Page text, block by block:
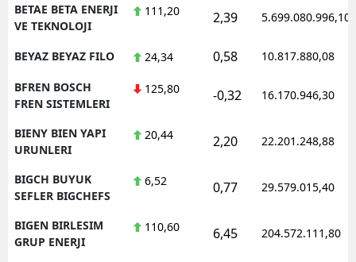
BETAE BETA ENERJI
VE TEKNOLOJI
111,20 2,39 5.699.080.996,10
BEYAZ BEYAZ FILO 24,34 0,58 10.817.880,08
BFREN BOSCH
FREN SISTEMLERI
125,80 -0,32 16.170.946,30
BIENY BIEN YAPI
URUNLERI
20,44 2,20 22.201.248,88
BIGCH BUYUK
SEFLER BIGCHEFS
6,52 0,77 29.579.015,40
BIGEN BIRLESIM
GRUP ENERJI
110,60 6,45 204.572.111,80